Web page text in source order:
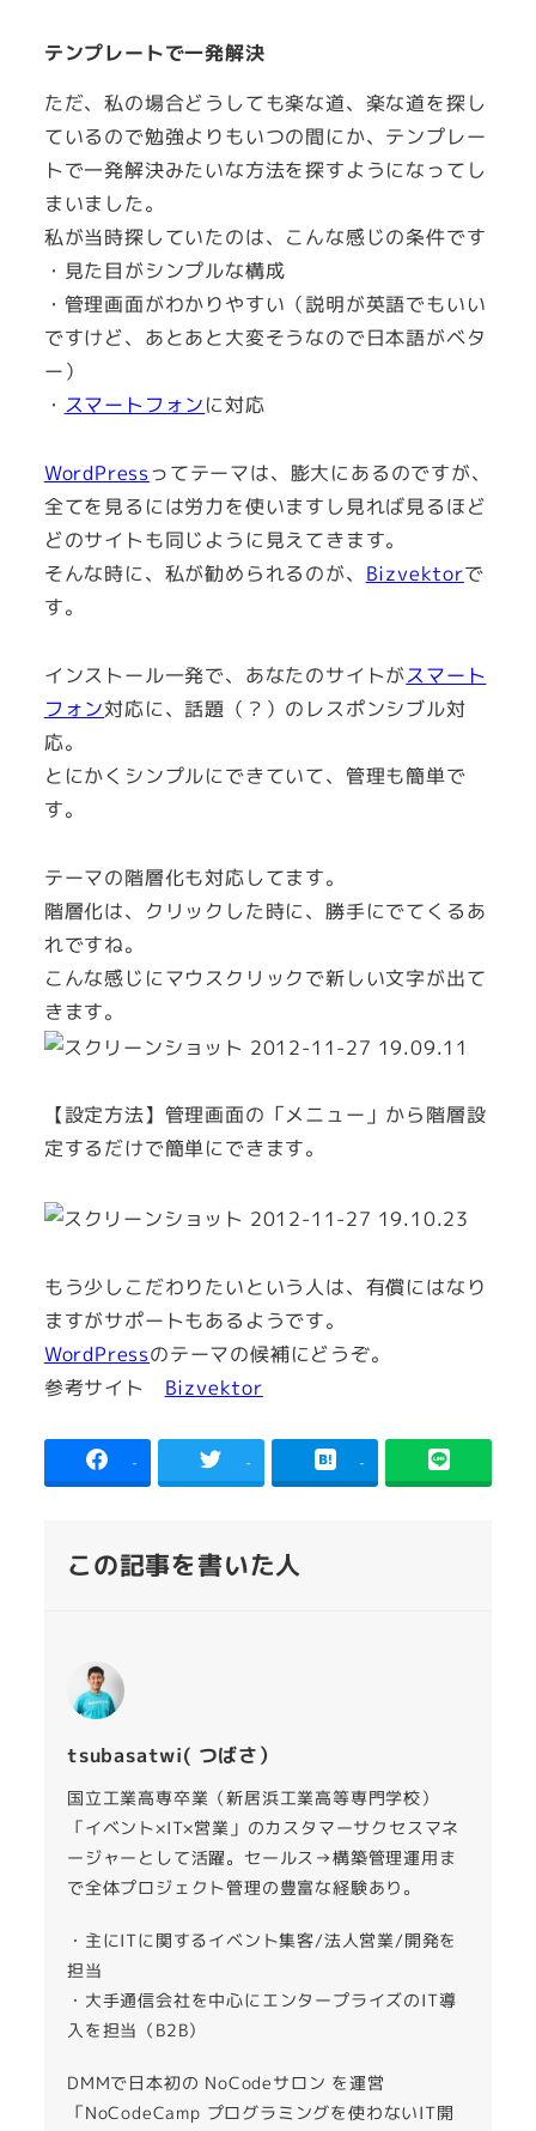
テンプレートで一発解決
ただ、私の場合どうしても楽な道、楽な道を探し
ているので勉強よりもいつの間にか、テンプレー
トで一発解決みたいな方法を探すようになってし
まいました。
私が当時探していたのは、こんな感じの条件です
・見た目がシンプルな構成
・管理画面がわかりやすい（説明が英語でもいい
ですけど、あとあと大変そうなので日本語がベタ
ー）
・ スマートフォンに対応
WordPressってテーマは、膨大にあるのですが、
全てを見るには労力を使いますし見れば見るほど
どのサイトも同じように見えてきます。
そんな時に、私が勧められるのが、 Bizvektorで
す。
インストール一発で、あなたのサイトがスマート
フォン対応に、話題（？）のレスポンシブル対
応。
とにかくシンプルにできていて、管理も簡単で
す。
テーマの階層化も対応してます。
階層化は、クリックした時に、勝手にでてくるあ
れですね。
こんな感じにマウスクリックで新しい文字が出て
きます。
【設定方法】管理画面の「メニュー」から階層設
定するだけで簡単にできます。
もう少しこだわりたいという人は、有償にはなり
ますがサポートもあるようです。
WordPressのテーマの候補にどうぞ。
参考サイト Bizvektor
- - -
この記事を書いた人
tsubasatwi( つばさ）
国立工業高専卒業（新居浜工業高等専門学校）
「イベント×IT×営業」のカスタマーサクセスマネ
ージャーとして活躍。セールス→構築管理運用ま
で全体プロジェクト管理の豊富な経験あり。
・主にITに関するイベント集客/法人営業/開発を
担当
・大手通信会社を中心にエンタープライズのIT導
入を担当（B2B）
DMMで日本初の NoCodeサロン を運営
「NoCodeCamp プログラミングを使わないIT開